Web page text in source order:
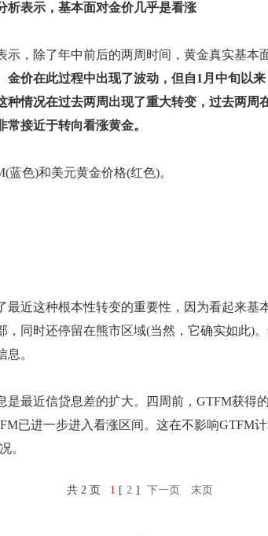
析表示，基本面对金价几乎是看涨
除了年中前后的两周时间，黄金真实基本面
金价在此过程中出现了波动，但自1月中旬以
种情况在过去两周出现了重大转变，过去两周
接近于转向看涨黄金。
色)和美元黄金价格(红色)。
近这种根本性转变的重要性，因为看起来基
，同时还停留在熊市区域(当然，它确实如此)
。
最近信贷息差的扩大。四周前，GTFM获得
已进一步进入看涨区间。这在不影响GTFM
。
共 2 页 1 [ 2 ] 下一页 末页